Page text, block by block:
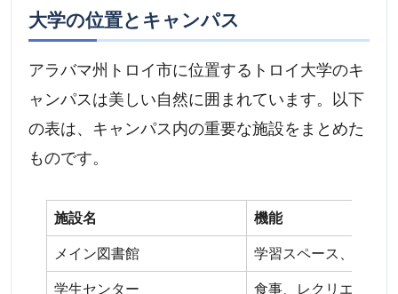
大学の位置とキャンパス
アラバマ州トロイ市に位置するトロイ大学のキ
ャンパスは美しい自然に囲まれています。以下
の表は、キャンパス内の重要な施設をまとめた
ものです。
施設名 機能
メイン図書館 学習スペース、蔵書
学生センター 食事、レクリエーシ